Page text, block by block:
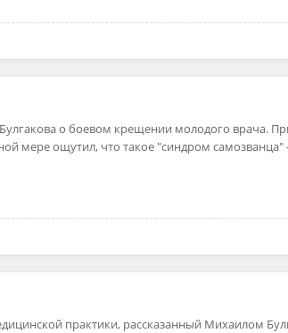
о боевом крещении молодого врача.
мере ощутил, что такое "синдром самозванца"
практики, рассказанный Михаилом